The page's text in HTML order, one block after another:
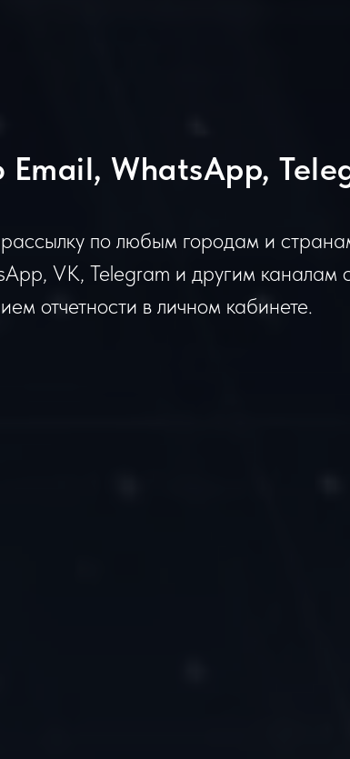
WhatsApp,
по любым городам и
VK, Telegram и другим каналам
отчетности в личном кабинете.